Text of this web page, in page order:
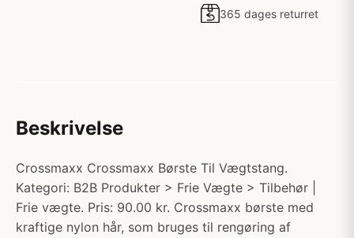
365 dages returret
Beskrivelse
Crossmaxx Crossmaxx Børste Til Vægtstang.
Kategori: B2B Produkter > Frie Vægte > Tilbehør |
Frie vægte. Pris: 90.00 kr. Crossmaxx børste med
kraftige nylon hår, som bruges til rengøring af